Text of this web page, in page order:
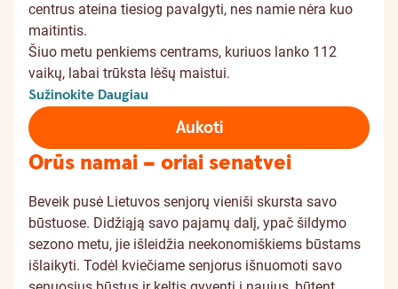
centrus ateina tiesiog pavalgyti, nes namie nėra kuo
maitintis.
Šiuo metu penkiems centrams, kuriuos lanko 112
vaikų, labai trūksta lėšų maistui.
Sužinokite Daugiau
Aukoti
Orūs namai – oriai senatvei
Beveik pusė Lietuvos senjorų vieniši skursta savo
būstuose. Didžiąją savo pajamų dalį, ypač šildymo
sezono metu, jie išleidžia neekonomiškiems būstams
išlaikyti. Todėl kviečiame senjorus išnuomoti savo